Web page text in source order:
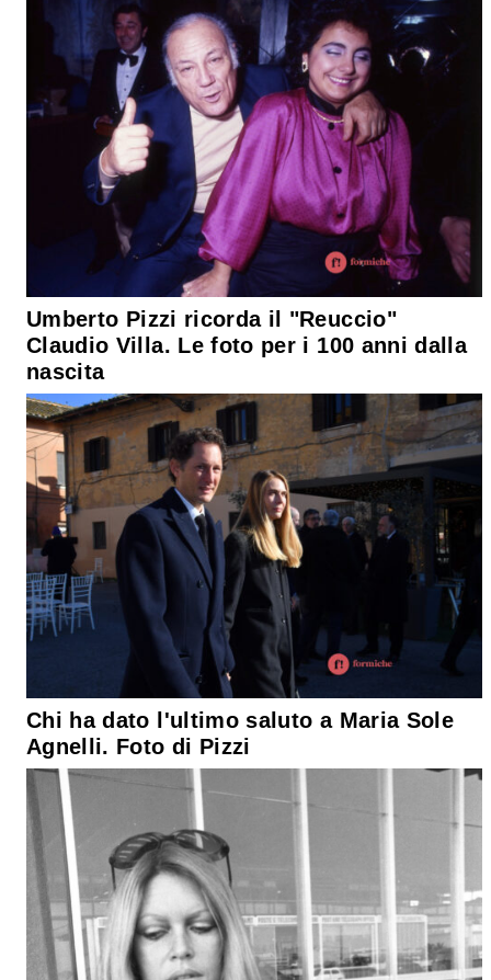
Umberto Pizzi ricorda il "Reuccio"
Claudio Villa. Le foto per i 100 anni dalla
nascita
Chi ha dato l'ultimo saluto a Maria Sole
Agnelli. Foto di Pizzi